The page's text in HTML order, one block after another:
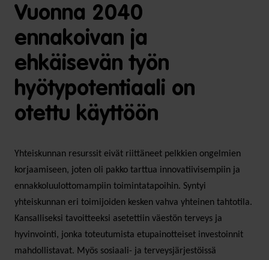
Vuonna 2040
ennakoivan ja
ehkäisevän työn
hyötypotentiaali on
otettu käyttöön
Yhteiskunnan resurssit eivät riittäneet pelkkien ongelmien
korjaamiseen, joten oli pakko tarttua innovatiivisempiin ja
ennakkoluulottomampiin toimintatapoihin. Syntyi
yhteiskunnan eri toimijoiden kesken vahva yhteinen tahtotila.
Kansalliseksi tavoitteeksi asetettiin väestön terveys ja
hyvinvointi, jonka toteutumista etupainotteiset investoinnit
mahdollistavat. Myös sosiaali- ja terveysjärjestöissä